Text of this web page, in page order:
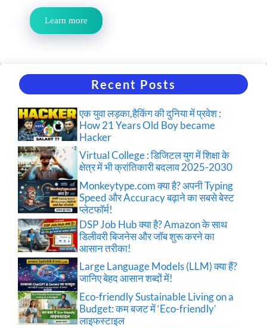
Learn more
Recent Posts
एक युवा लड़का,हैकिंग की दुनिया में प्रवेश :
How 21 Years Old Boy became
Hacker
Virtual College : डिजिटल युग में शिक्षा के
क्षेत्र में भी क्रांतिकारी बदलाव 2025-2030
Monkeytype.com क्या है? अपनी Typing
Speed और Accuracy बढ़ाने का सबसे बेस्ट
प्लेटफॉर्म!
DSP Job Hub क्या है? Amazon के साथ
डिलीवरी बिजनेस और जॉब शुरू करने का
आसान तरीका!
Large Language Models (LLM) क्या हैं?
जानिए बेहद आसान शब्दों में!
Eco-friendly Sustainable Living on a
Budget: कम बजट में ‘Eco-friendly’
लाइफस्टाइल